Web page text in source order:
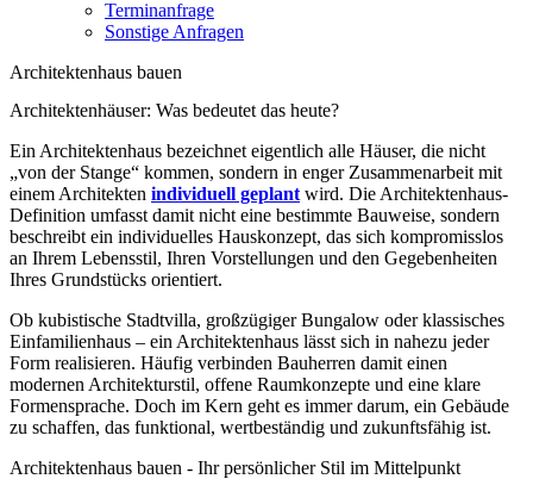
Terminanfrage
Sonstige Anfragen
Architektenhaus bauen
Architektenhäuser: Was bedeutet das heute?
Ein Architektenhaus bezeichnet eigentlich alle Häuser, die nicht
„von der Stange“ kommen, sondern in enger Zusammenarbeit mit
einem Architekten individuell geplant wird. Die Architektenhaus-
Definition umfasst damit nicht eine bestimmte Bauweise, sondern
beschreibt ein individuelles Hauskonzept, das sich kompromisslos
an Ihrem Lebensstil, Ihren Vorstellungen und den Gegebenheiten
Ihres Grundstücks orientiert.
Ob kubistische Stadtvilla, großzügiger Bungalow oder klassisches
Einfamilienhaus – ein Architektenhaus lässt sich in nahezu jeder
Form realisieren. Häufig verbinden Bauherren damit einen
modernen Architekturstil, offene Raumkonzepte und eine klare
Formensprache. Doch im Kern geht es immer darum, ein Gebäude
zu schaffen, das funktional, wertbeständig und zukunftsfähig ist.
Architektenhaus bauen - Ihr persönlicher Stil im Mittelpunkt